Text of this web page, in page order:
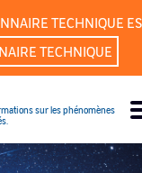
TECHNIQUE
TECHNIQUE
sur les phénomènes